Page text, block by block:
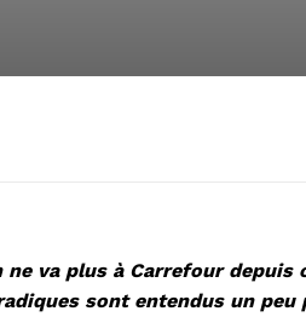
ne va plus à Carrefour
sont entendus un